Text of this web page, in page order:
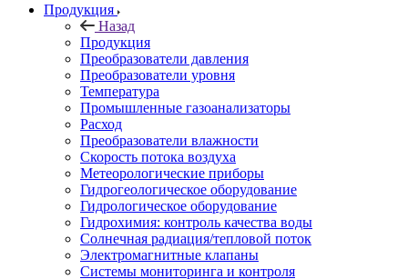
Продукция
Назад
Продукция
Преобразователи давления
Преобразователи уровня
Температура
Промышленные газоанализаторы
Расход
Преобразователи влажности
Скорость потока воздуха
Метеорологические приборы
Гидрогеологическое оборудование
Гидрологическое оборудование
Гидрохимия: контроль качества воды
Солнечная радиация/тепловой поток
Электромагнитные клапаны
Системы мониторинга и контроля